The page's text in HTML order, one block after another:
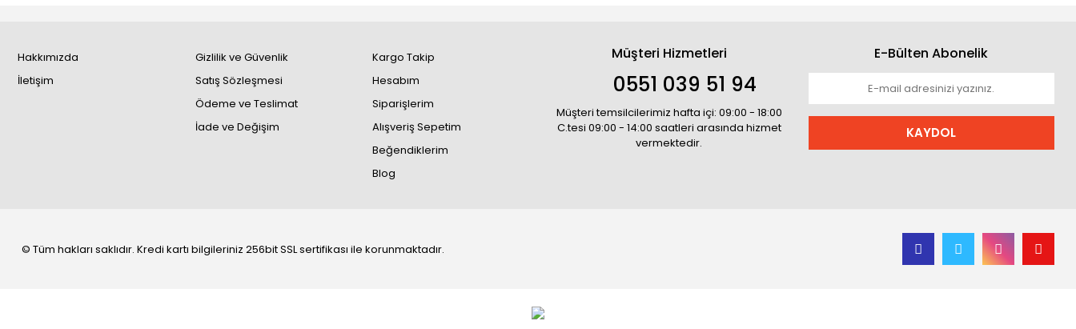
Hakkımızda
İletişim
Gizlilik ve Güvenlik
Satış Sözleşmesi
Ödeme ve Teslimat
İade ve Değişim
Kargo Takip
Hesabım
Siparişlerim
Alışveriş Sepetim
Beğendiklerim
Blog
Müşteri Hizmetleri
0551 039 51 94
Müşteri temsilcilerimiz hafta içi: 09:00 - 18:00
C.tesi 09:00 - 14:00 saatleri arasında hizmet
vermektedir.
E-Bülten Abonelik
KAYDOL
© Tüm hakları saklıdır. Kredi kartı bilgileriniz 256bit SSL sertifikası ile korunmaktadır.